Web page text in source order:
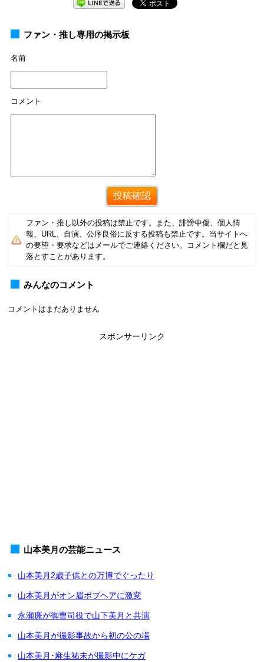
ファン・推し専用の掲示板
名前
コメント
ファン・推し以外の投稿は禁止です。また、誹謗中傷、個人情
報、URL、自演、公序良俗に反する投稿も禁止です。当サイトへ
の要望・要求などはメールでご連絡ください。コメント欄だと見
落とすことがあります。
みんなのコメント
コメントはまだありません
スポンサーリンク
山本美月の芸能ニュース
山本美月2歳子供との万博でぐったり
山本美月がオン眉ボブヘアに激変
永瀬廉が御曹司役で山下美月と共演
山本美月が撮影事故から初の公の場
山本美月･麻生祐未が撮影中にケガ